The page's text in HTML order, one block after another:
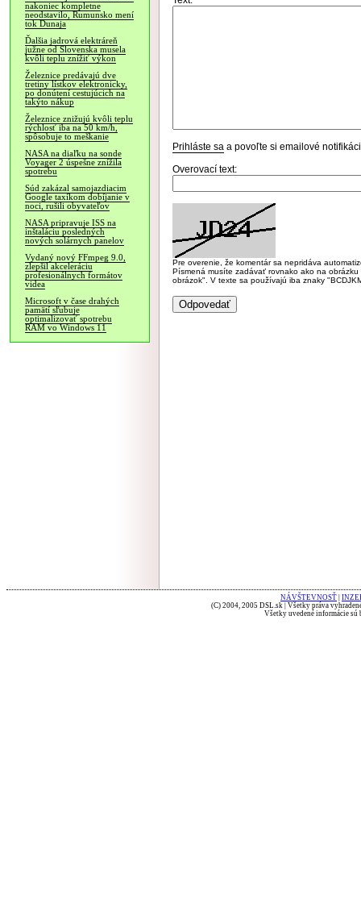
nakoniec kompletne
neodstavilo, Rumunsko mení
tok Dunaja
Ďalšia jadrová elektráreň
južne od Slovenska musela
kvôli teplu znížiť výkon
Železnice predávajú dve
tretiny lístkov elektronicky,
po donútení cestujúcich na
takýto nákup
Železnice znižujú kvôli teplu
rýchlosť iba na 50 km/h,
spôsobuje to meškanie
NASA na diaľku na sonde
Voyager 2 úspešne znížila
spotrebu
Súd zakázal samojazdiacim
Google taxíkom dobíjanie v
noci, rušili obyvateľov
NASA pripravuje ISS na
inštaláciu posledných
nových solárnych panelov
Vydaný nový FFmpeg 9.0,
zlepšil akceleráciu
profesionálnych formátov
videa
Microsoft v čase drahých
pamätí sľubuje
optimalizovať spotrebu
RAM vo Windows 11
Prihláste sa a povoľte si emailové
Overovací text:
Pre overenie, že komentár sa nepridáva
Písmená musíte zadávať rovnako ako na
obrázok". V texte sa používajú iba znaky
NÁVŠTEVNOSŤ
(C) 2004, 2005 DSL.sk | Všetky práva
Všetky uvedené informácie sú